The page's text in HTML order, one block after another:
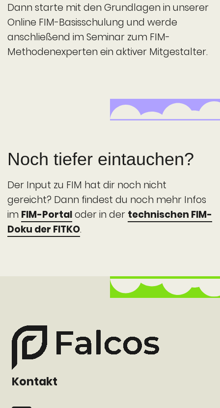
Dann starte mit den Grundlagen in unserer
Online FIM-Basis­schulung und werde
anschließend im Seminar zum FIM-
Methoden­experten ein aktiver Mitgestalter.
Noch tiefer eintauchen?
Der Input zu FIM hat dir noch nicht
gereicht? Dann findest du noch mehr Infos
im FIM-Portaloder in der technischen FIM-
Doku der FITKO.
Kontakt